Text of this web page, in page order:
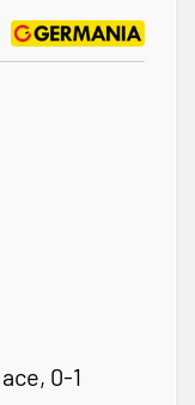
0-1